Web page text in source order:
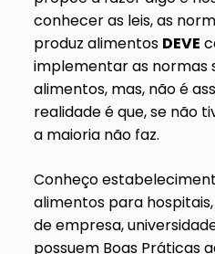
conhecer as leis, as
produz alimentos DEVE
implementar as normas
alimentos, mas, não é
realidade é que, se não
a maioria não faz.
Conheço
alimentos para
de empresa,
possuem Boas Práticas